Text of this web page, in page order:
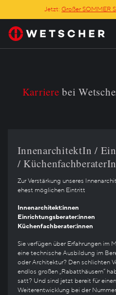
Jetzt:Großer SOMMER
Karriere bei
InnenarchitektIn /
/ KüchenfachberaterIn
Zur Verstärkung unseres
ehest möglichen Eintritt
Innenarchitekt:innen
Einrichtungsberater:innen
Küchenfachberater:innen
Sie verfügen über Erfahrungen im
eine technische Ausbildung im
oder Architektur? Den schlichten
endlos großen „Rabatthäusern“
satt? Und sind jetzt bereit für
Weiterentwicklung bei der